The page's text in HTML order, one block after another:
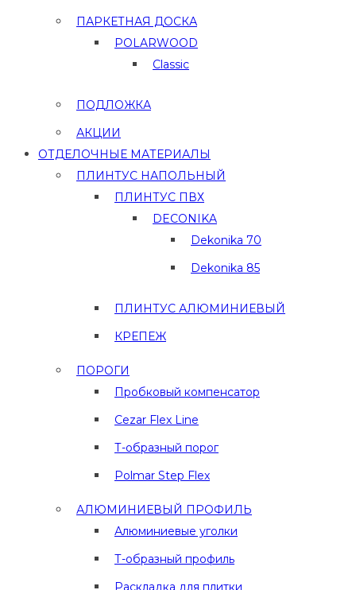
ПАРКЕТНАЯ ДОСКА
POLARWOOD
Classic
ПОДЛОЖКА
АКЦИИ
ОТДЕЛОЧНЫЕ МАТЕРИАЛЫ
ПЛИНТУС НАПОЛЬНЫЙ
ПЛИНТУС ПВХ
DECONIKA
Dekonika 70
Dekonika 85
ПЛИНТУС АЛЮМИНИЕВЫЙ
КРЕПЕЖ
ПОРОГИ
Пробковый компенсатор
Cezar Flex Line
Т-образный порог
Polmar Step Flex
АЛЮМИНИЕВЫЙ ПРОФИЛЬ
Алюминиевые уголки
Т-образный профиль
Раскладка для плитки